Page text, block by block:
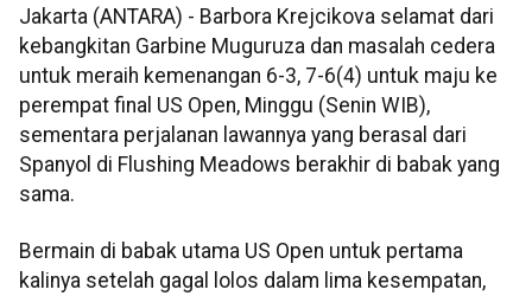
Jakarta (ANTARA) - Barbora Krejcikova selamat dari
kebangkitan Garbine Muguruza dan masalah cedera
untuk meraih kemenangan 6-3, 7-6(4) untuk maju ke
perempat final US Open, Minggu (Senin WIB),
sementara perjalanan lawannya yang berasal dari
Spanyol di Flushing Meadows berakhir di babak yang
sama.
Bermain di babak utama US Open untuk pertama
kalinya setelah gagal lolos dalam lima kesempatan,